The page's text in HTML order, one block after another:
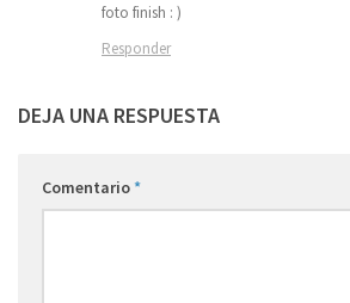
foto finish : )
Responder
DEJA UNA RESPUESTA
Comentario*